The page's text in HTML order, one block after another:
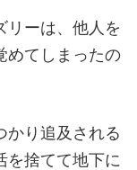
リーは、他人を
めてしまったの
かり追及される
を捨てて地下に